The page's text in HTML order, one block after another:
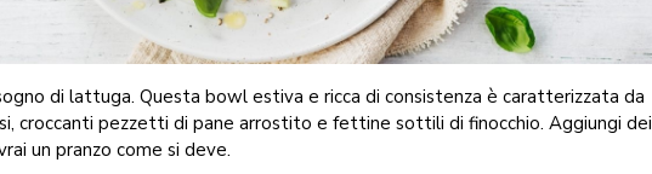
di lattuga. Questa bowl estiva e ricca di consistenza è caratterizzata da
croccanti pezzetti di pane arrostito e fettine sottili di finocchio. Aggiungi dei
un pranzo come si deve.